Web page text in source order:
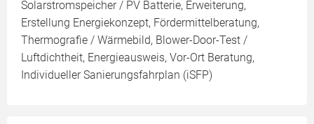
Solarstromspeicher / PV Batterie, Erweiterung,
Erstellung Energiekonzept, Fördermittelberatung,
Thermografie / Wärmebild, Blower-Door-Test /
Luftdichtheit, Energieausweis, Vor-Ort Beratung,
Individueller Sanierungsfahrplan (iSFP)